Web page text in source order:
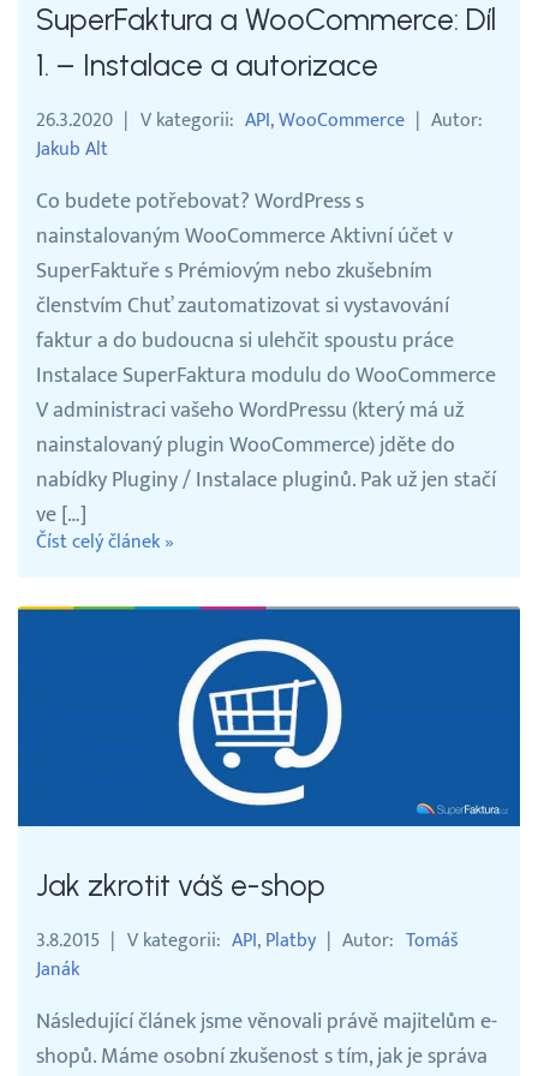
SuperFaktura a WooCommerce: Díl
1. – Instalace a autorizace
26.3.2020 V kategorii API WooCommerce
Autor
Jakub Alt
Co budete potřebovat? WordPress s
nainstalovaným WooCommerce Aktivní účet v
SuperFaktuře s Prémiovým nebo zkušebním
členstvím Chuť zautomatizovat si vystavování
faktur a do budoucna si ulehčit spoustu práce
Instalace SuperFaktura modulu do WooCommerce
V administraci vašeho WordPressu (který má už
nainstalovaný plugin WooCommerce) jděte do
nabídky Pluginy / Instalace pluginů. Pak už jen stačí
ve […]
Číst celý článek »
Jak zkrotit váš e-shop
3.8.2015 V kategorii API Platby Autor Tomáš
Janák
Následující článek jsme věnovali právě majitelům e-
shopů. Máme osobní zkušenost s tím, jak je správa